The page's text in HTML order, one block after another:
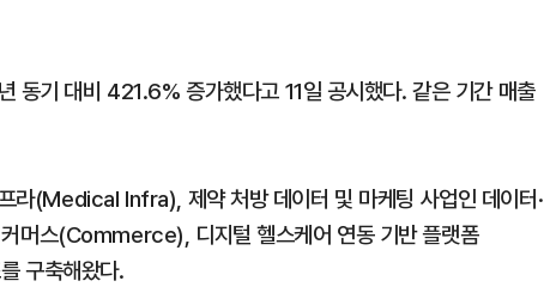
동기 대비 421.6% 증가했다고 11일 공시했다. 같은 기간 매출
라(Medical Infra), 제약 처방 데이터 및 마케팅 사업인 데이터·
머스(Commerce), 디지털 헬스케어 연동 기반 플랫폼
구축해왔다.